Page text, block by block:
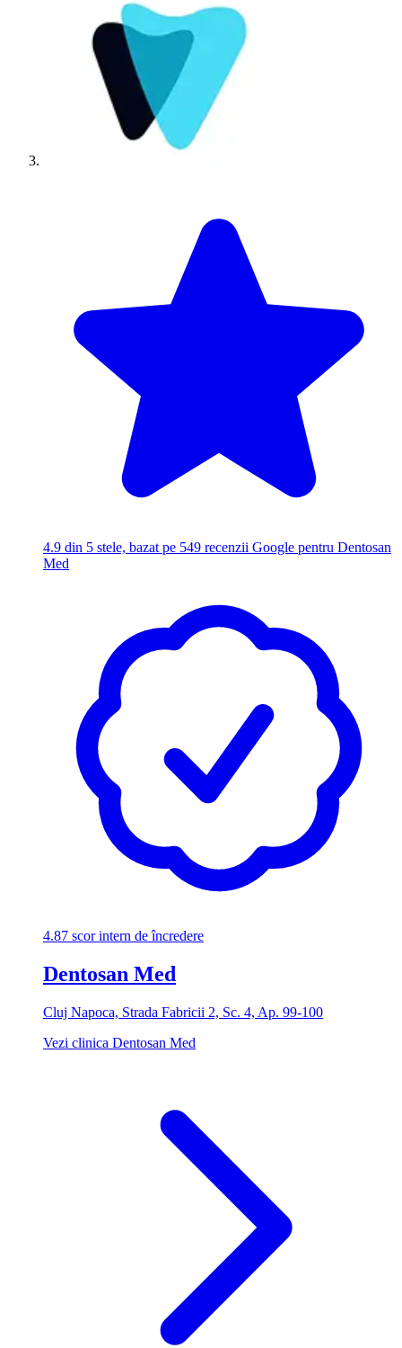
4.9 din 5 stele, bazat pe 549 recenzii Google pentru Dentosan
Med
4.87 scor intern de încredere
Dentosan Med
Cluj Napoca, Strada Fabricii 2, Sc. 4, Ap. 99-100
Vezi clinica Dentosan Med